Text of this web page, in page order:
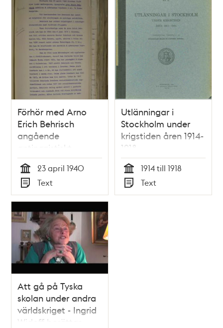
Förhör med Arno
Erich Behrisch
angående
antinazistiskt
sprängattentat i
Oxelösunds hamn,
1940
Tid
23 april 1940
Typ
Text
Utlänningar i
Stockholm under
krigstiden åren 1914-
1918
Tid
1914 till 1918
Typ
Text
Att gå på Tyska
skolan under andra
världskriget - Ingrid
Widoff berättar